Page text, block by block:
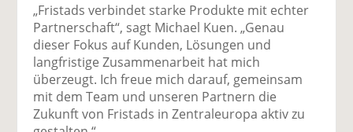
n
n
„Fristads verbindet starke Produkte mit echter
Partnerschaft“, sagt Michael Kuen. „Genau
dieser Fokus auf Kunden, Lösungen und
langfristige Zusammenarbeit hat mich
überzeugt. Ich freue mich darauf, gemeinsam
mit dem Team und unseren Partnern die
Zukunft von Fristads in Zentraleuropa aktiv zu